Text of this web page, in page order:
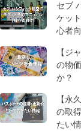
セブ
ケッ
心者向
【ジ
の物
か？
【永
の取
たい